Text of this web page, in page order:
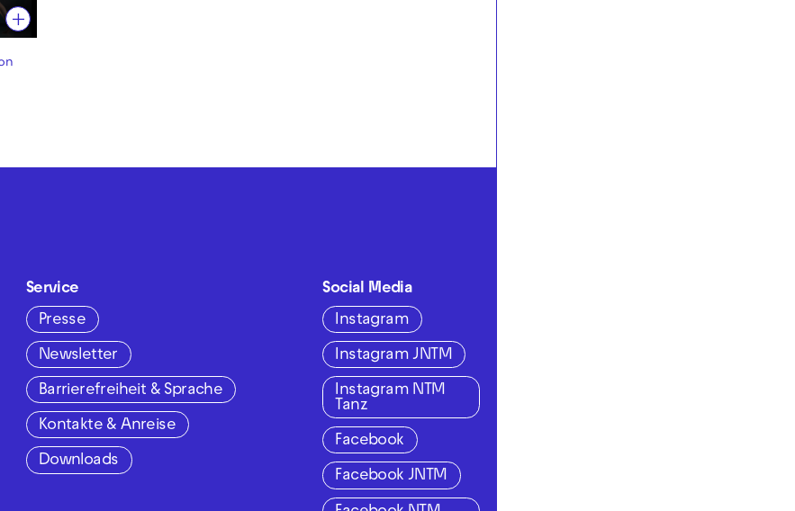
Service
Presse
Newsletter
Barrierefreiheit & Sprache
Kontakte & Anreise
Downloads
Social Media
Instagram
Instagram JNTM
Instagram NTM
Tanz
Facebook
Facebook JNTM